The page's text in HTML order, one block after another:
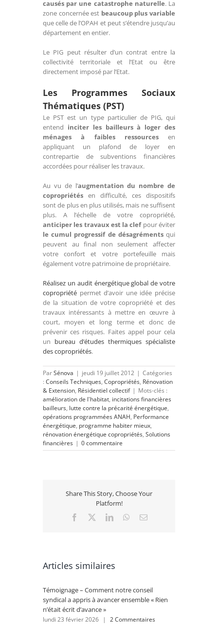
causés par une catastrophe naturelle. La
zone concernée est beaucoup plus variable
que celle de l’OPAH et peut s’étendre jusqu’au
département en entier.
Le PIG peut résulter d’un contrat entre la
collectivité territoriale et l’Etat ou être
directement imposé par l’Etat.
Les Programmes Sociaux
Thématiques (PST)
Le PST est un type particulier de PIG, qui
entend inciter les bailleurs à loger des
ménages à faibles ressourcesen
appliquant un plafond de loyer en
contrepartie de subventions financières
accordées pour réaliser les travaux.
Au vu de l’augmentation du nombre de
copropriétésen difficulté, ces dispositifs
sont de plus en plus utilisés, mais ne suffisent
plus. A l’échelle de votre copropriété,
anticiper les travaux est la clefpour éviter
le cumul progressif de désagrémentsqui
peuvent au final non seulement affecter
votre confort et votre portefeuille mais
également votre patrimoine de propriétaire.
Réalisez un audit énergétique global de votre
copropriété permet d’avoir une idée précise
de la situation de votre copropriété et des
travaux intéressants à mettre en œuvre à
court, moyen et long terme et donc de
prévenir ces risques. Faites appel pour cela
un bureau d’études thermiques spécialiste
des copropriétés.
ParSénova | jeudi 19 juillet 2012 | Catégories
:Conseils Techniques,Copropriétés, Rénovation
& Extension, Résidentiel collectif | Mots-clés :
amélioration de l'habitat, incitations financières
bailleurs, lutte contre la précarité énergétique,
opérations programmées ANAH, Performance
énergétique, programme habiter mieux,
rénovation énergétique copropriétés,Solutions
financières | 0 commentaire
Share This Story, Choose Your
Platform!
Facebook LinkedInWhatsApp
Email
Articles similaires
Témoignage – Comment notre conseil
syndical a appris à avancer ensemble « Rien
n’était écrit d’avance »
lundi 23 février 2026 | 2 Commentaires